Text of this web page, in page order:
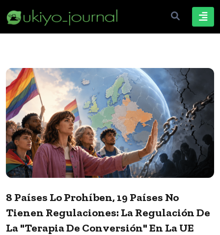
8 Países Lo Prohíben, 19 Países No
Tienen Regulaciones: La Regulación De
La "terapia De Conversión" En La UE